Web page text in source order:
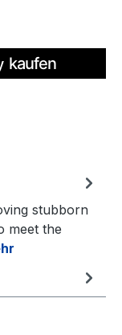
stubborn
meet the